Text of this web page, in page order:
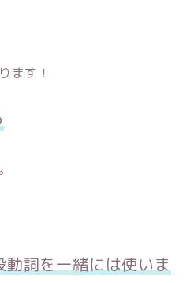
ます！
詞を一緒には使いま